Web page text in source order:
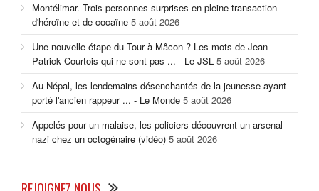
Montélimar. Trois personnes surprises en pleine transaction
d'héroïne et de cocaïne 5 août 2026
Une nouvelle étape du Tour à Mâcon ? Les mots de Jean-
Patrick Courtois qui ne sont pas ... - Le JSL 5 août 2026
Au Népal, les lendemains désenchantés de la jeunesse ayant
porté l'ancien rappeur ... - Le Monde 5 août 2026
Appelés pour un malaise, les policiers découvrent un arsenal
nazi chez un octogénaire (vidéo) 5 août 2026